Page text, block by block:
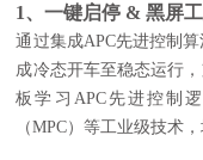
1、一键启停 & 黑屏
通过集成APC先进控制
成冷态开车至稳态运行，
板学习APC先进控制
（MPC）等工业级技术